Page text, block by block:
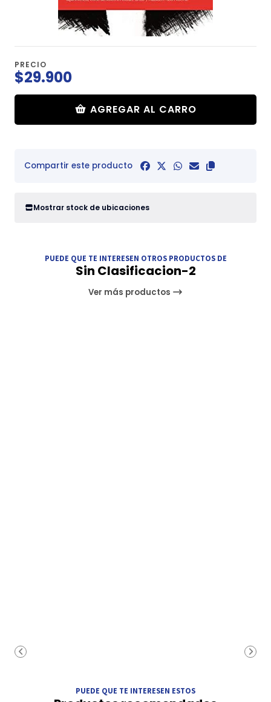
PRECIO
$29.900
AGREGAR AL CARRO
Compartir este producto
Mostrar stock de ubicaciones
PUEDE QUE TE INTERESEN OTROS PRODUCTOS DE
Sin Clasificacion-2
Ver más productos
PUEDE QUE TE INTERESEN ESTOS